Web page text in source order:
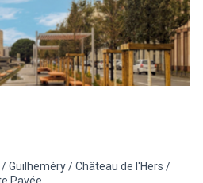
: Nature en ville
pour le secteur : 11 - Bonhoure /
Guilheméry / Château de l'Hers /